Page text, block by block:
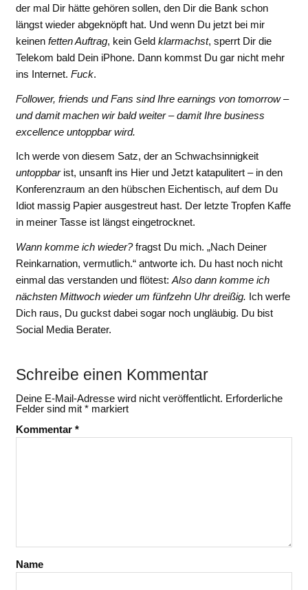
der mal Dir hätte gehören sollen, den Dir die Bank schon
längst wieder abgeknöpft hat. Und wenn Du jetzt bei mir
keinen fetten Auftrag, kein Geld klarmachst, sperrt Dir die
Telekom bald Dein iPhone. Dann kommst Du gar nicht mehr
ins Internet. Fuck.
Follower, friends und Fans sind Ihre earnings von tomorrow –
und damit machen wir bald weiter – damit Ihre business
excellence untoppbar wird.
Ich werde von diesem Satz, der an Schwachsinnigkeit
untoppbarist, unsanft ins Hier und Jetzt katapulitert – in den
Konferenzraum an den hübschen Eichentisch, auf dem Du
Idiot massig Papier ausgestreut hast. Der letzte Tropfen Kaffe
in meiner Tasse ist längst eingetrocknet.
Wann komme ich wieder?fragst Du mich. „Nach Deiner
Reinkarnation, vermutlich.“ antworte ich. Du hast noch nicht
einmal das verstanden und flötest: Also dann komme ich
nächsten Mittwoch wieder um fünfzehn Uhr dreißig. Ich werfe
Dich raus, Du guckst dabei sogar noch ungläubig. Du bist
Social Media Berater.
Schreibe einen Kommentar
Deine E-Mail-Adresse wird nicht veröffentlicht. Erforderliche
Felder sind mit *markiert
Kommentar *
Name